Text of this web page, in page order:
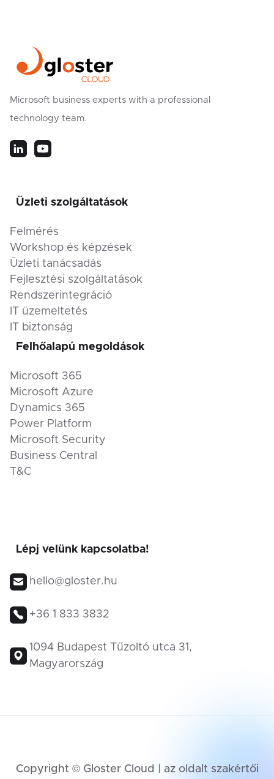
Microsoft business experts with a professional
technology team.
Üzleti szolgáltatások
Felmérés
Workshop és képzések
Üzleti tanácsadás
Fejlesztési szolgáltatások
Rendszerintegráció
IT üzemeltetés
IT biztonság
Felhőalapú megoldások
Microsoft 365
Microsoft Azure
Dynamics 365
Power Platform
Microsoft Security
Business Central
T&C
Lépj velünk kapcsolatba!
hello@gloster.hu
+36 1 833 3832
1094 Budapest Tűzoltó utca 31,
Magyarország
Copyright © Gloster Cloud | az oldalt szakértői